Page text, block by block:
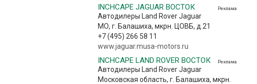
Реклама
INCHCAPE JAGUAR ВОСТОК
Автодилеры Land Rover Jaguar
МО, г. Балашиха, мкрн. ЦОВБ, д.21
+7 (495) 266 58 11
www.jaguar.musa-motors.ru
Реклама
INCHCAPE LAND ROVER ВОСТОК
Автодилеры Land Rover Jaguar
Московская область, г. Балашиха, мкрн.